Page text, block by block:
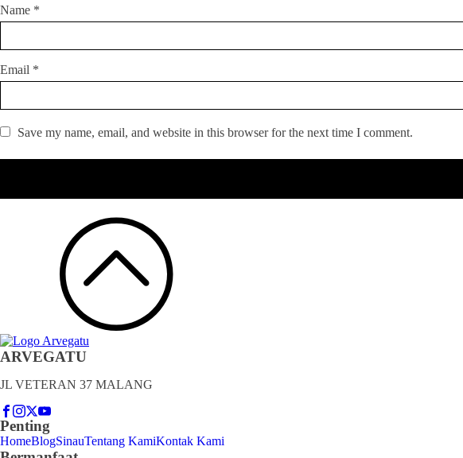
Name *
Email *
Save my name, email, and website in this browser for the next time I comment.
ARVEGATU
JL VETERAN 37 MALANG
Penting
HomeBlogSinauTentang KamiKontak Kami